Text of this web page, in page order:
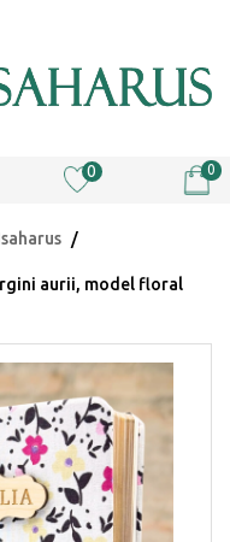
0 0
aurii, model floral